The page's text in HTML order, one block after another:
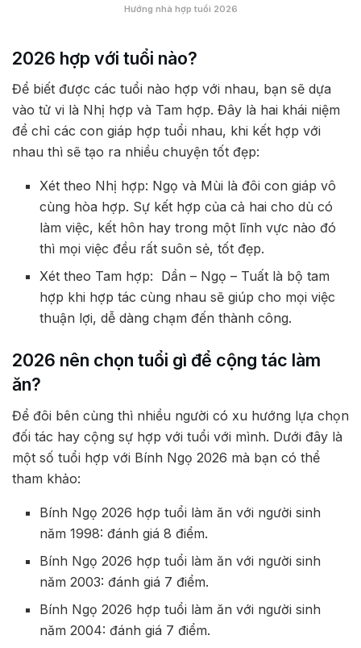
Hướng nhà hợp tuổi 2026
2026 hợp với tuổi nào?
Để biết được các tuổi nào hợp với nhau, bạn sẽ dựa
vào tử vi là Nhị hợp và Tam hợp. Đây là hai khái niệm
để chỉ các con giáp hợp tuổi nhau, khi kết hợp với
nhau thì sẽ tạo ra nhiều chuyện tốt đẹp:
Xét theo Nhị hợp: Ngọ và Mùi là đôi con giáp vô
cùng hòa hợp. Sự kết hợp của cả hai cho dù có
làm việc, kết hôn hay trong một lĩnh vực nào đó
thì mọi việc đều rất suôn sẻ, tốt đẹp.
Xét theo Tam hợp: Dần – Ngọ – Tuất là bộ tam
hợp khi hợp tác cùng nhau sẽ giúp cho mọi việc
thuận lợi, dễ dàng chạm đến thành công.
2026 nên chọn tuổi gì để cộng tác làm
ăn?
Để đôi bên cùng thì nhiều người có xu hướng lựa chọn
đối tác hay cộng sự hợp với tuổi với mình. Dưới đây là
một số tuổi hợp với Bính Ngọ 2026 mà bạn có thể
tham khảo:
Bính Ngọ 2026 hợp tuổi làm ăn với người sinh
năm 1998: đánh giá 8 điểm.
Bính Ngọ 2026 hợp tuổi làm ăn với người sinh
năm 2003: đánh giá 7 điểm.
Bính Ngọ 2026 hợp tuổi làm ăn với người sinh
năm 2004: đánh giá 7 điểm.